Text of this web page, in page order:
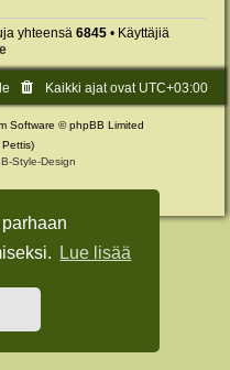
Lue lisää
yhteensä 6845 • Käyttäjiä
Kaikki ajat ovat UTC+03:00
Software © phpBB Limited
Style-Design